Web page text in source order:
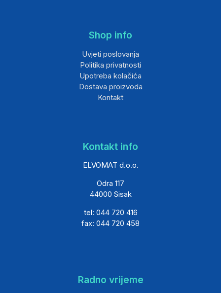
Shop info
Uvjeti poslovanja
Politika privatnosti
Upotreba kolačića
Dostava proizvoda
Kontakt
Kontakt info
ELVOMAT d.o.o.
Odra 117
44000 Sisak
tel: 044 720 416
fax: 044 720 458
Radno vrijeme